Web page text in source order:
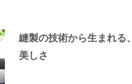
縫製の技術から生まれる
美しさ